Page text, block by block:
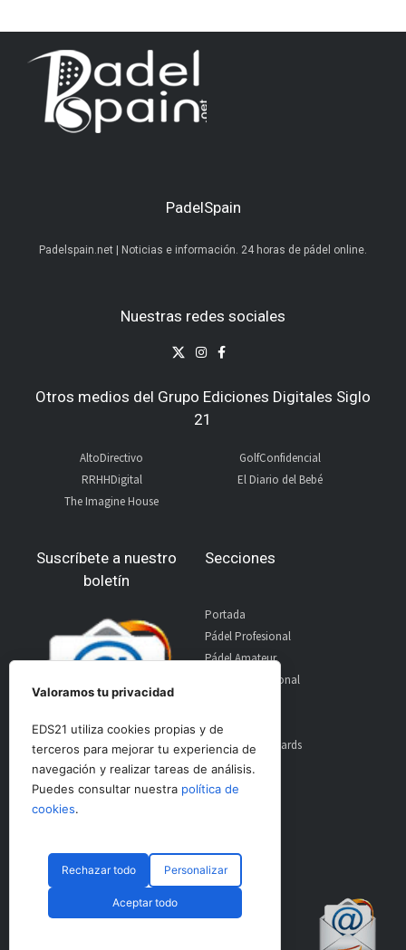
PadelSpain
Padelspain.net | Noticias e información. 24 horas de pádel online.
Nuestras redes sociales
Otros medios del Grupo Ediciones Digitales Siglo
21
AltoDirectivo
RRHHDigital
The Imagine House
GolfConfidencial
El Diario del Bebé
Suscríbete a nuestro
boletín
Secciones
Portada
Pádel Profesional
Pádel Amateur
Pádel Internacional
Material
World Padel Awards
Contacto
Publicidad
© CopyRight 2024 PadelSpain
Valoramos tu privacidad
EDS21 utiliza cookies propias y de
terceros para mejorar tu experiencia de
navegación y realizar tareas de análisis.
Puedes consultar nuestra política de
cookies.
Rechazar todo Personalizar
Aceptar todo